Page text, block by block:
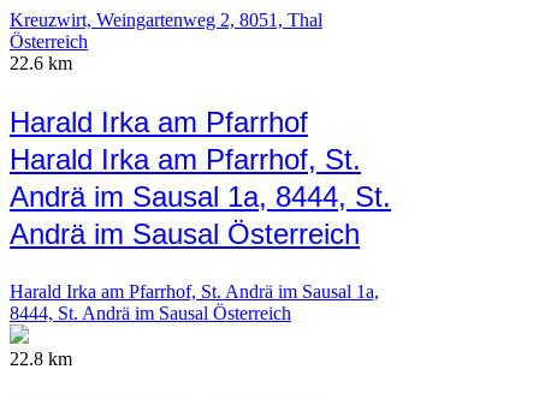
Kreuzwirt, Weingartenweg 2, 8051, Thal
Österreich
22.6 km
Harald Irka am Pfarrhof
Harald Irka am Pfarrhof, St.
Andrä im Sausal 1a, 8444, St.
Andrä im Sausal Österreich
Harald Irka am Pfarrhof, St. Andrä im Sausal 1a,
8444, St. Andrä im Sausal Österreich
22.8 km